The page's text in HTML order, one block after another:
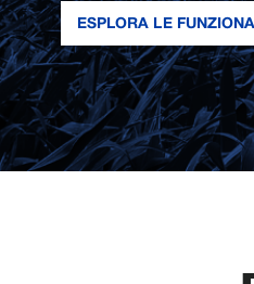
ESPLORA LE